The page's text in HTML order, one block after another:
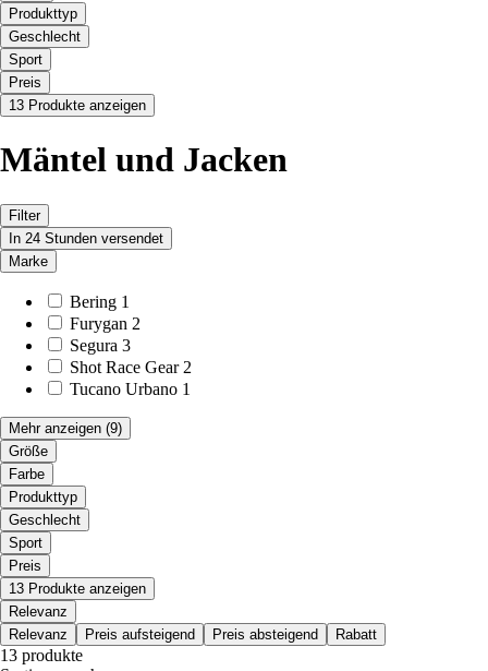
Produkttyp
Geschlecht
Sport
Preis
13 Produkte anzeigen
Mäntel und Jacken
Filter
In 24 Stunden versendet
Marke
Bering 1
Furygan 2
Segura 3
Shot Race Gear 2
Tucano Urbano 1
Mehr anzeigen (9)
Größe
Farbe
Produkttyp
Geschlecht
Sport
Preis
13 Produkte anzeigen
Relevanz
Relevanz
Preis aufsteigend Preis absteigend Rabatt
13 produkte